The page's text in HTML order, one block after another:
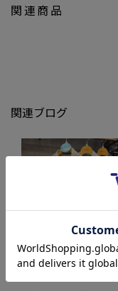
メッシュデニムトラッ
ワーク、アウトドアと
入れながら、現代の
ランドです。
▼Instagram：
関連商品
関連ブログ